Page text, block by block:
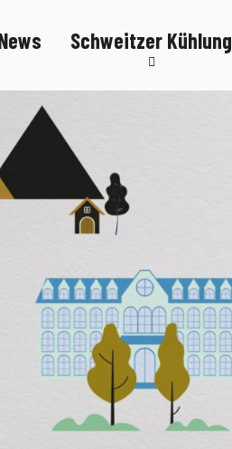
Schweitzer Kühlung
Kälteanlagen
FlexStore